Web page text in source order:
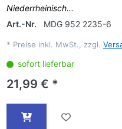
Niederrheinisch...
Art.-Nr.
MDG 952 2235-6
* Preise inkl. MwSt., zzgl.
sofort lieferbar
21,99 € *